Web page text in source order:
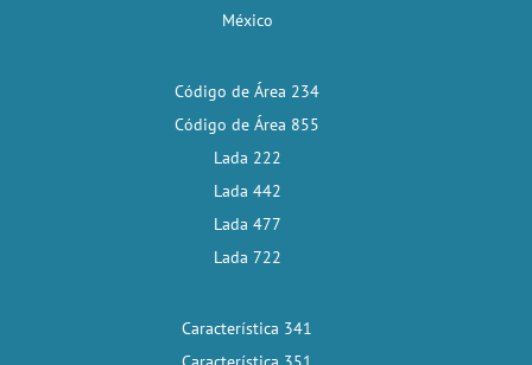
México
Código de Área 234
Código de Área 855
Lada 222
Lada 442
Lada 477
Lada 722
Característica 341